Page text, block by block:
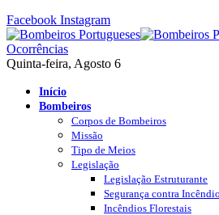
Facebook Instagram
Ocorrências
Quinta-feira, Agosto 6
Início
Bombeiros
Corpos de Bombeiros
Missão
Tipo de Meios
Legislação
Legislação Estruturante
Segurança contra
Incêndios Florestais